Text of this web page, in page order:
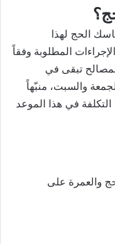
الحج لهذا
المطلوبة وفقاً
تبقى في
والسبت، منبّهاً
في هذا الموعد
والعمرة على